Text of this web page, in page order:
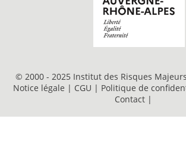
© 2000 - 2025 Institut des Risques
Notice légale | CGU | Politique de
Contact |